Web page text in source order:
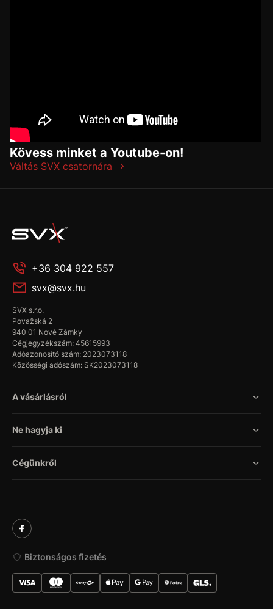
Kövess minket a Youtube-on!
Váltás SVX csatornára
+36 304 922 557
svx@svx.hu
SVX s.r.o.
Považská 2
940 01 Nové Zámky
Cégjegyzékszám: 45615993
Adóazonosító szám: 2023073118
Közösségi adószám: SK2023073118
A vásárlásról
Ne hagyja ki
Cégünkről
Biztonságos fizetés